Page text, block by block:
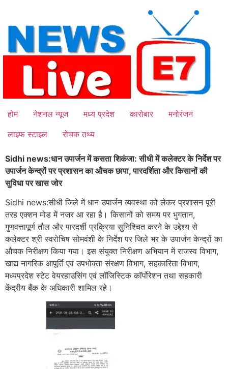
content
होम नेशनल न्यूज मध्य प्रदेश कारोबार
मनोरंजन
लाइफ स्टाइल
रोचक तथ्य
Sidhi news:धान उपार्जन में कसता शिकंजा: सीधी में कलेक्टर के निर्देश पर
उपार्जन केन्द्रों पर प्रशासन का औचक छापा, पारदर्शिता और किसानों की
सुविधा पर खास जोर
Sidhi news:सीधी जिले में धान उपार्जन व्यवस्था को लेकर प्रशासन पूरी
तरह एक्शन मोड में नजर आ रहा है। किसानों को समय पर भुगतान,
गुणवत्तापूर्ण तौल और पारदर्शी प्रक्रिया सुनिश्चित करने के उद्देश्य से
कलेक्टर श्री स्वरोचिष सोमवंशी के निर्देश पर जिले भर के उपार्जन केन्द्रों का
औचक निरीक्षण किया गया। इस संयुक्त निरीक्षण अभियान में राजस्व विभाग,
खाद्य नागरिक आपूर्ति एवं उपभोक्ता संरक्षण विभाग, सहकारिता विभाग,
मध्यप्रदेश स्टेट वेयरहाउसिंग एवं लॉजिस्टिक कॉर्पोरेशन तथा सहकारी
केंद्रीय बैंक के अधिकारी शामिल रहे।